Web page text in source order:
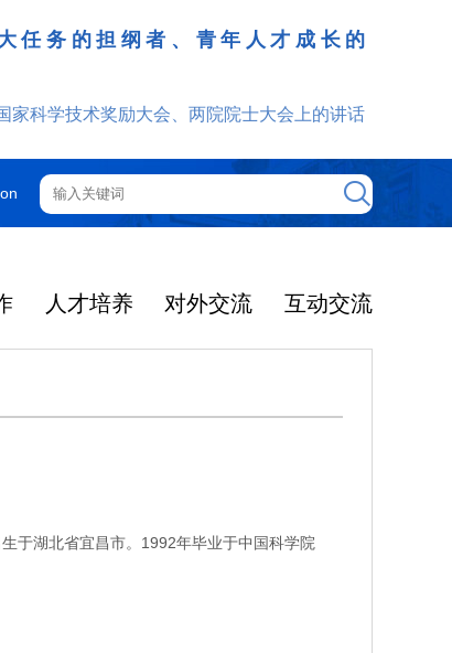
任务的担纲者、青年人才成长的
科学技术奖励大会、两院院士大会上的讲话
人才培养 对外交流 互动交流
湖北省宜昌市。1992年毕业于中国科学院